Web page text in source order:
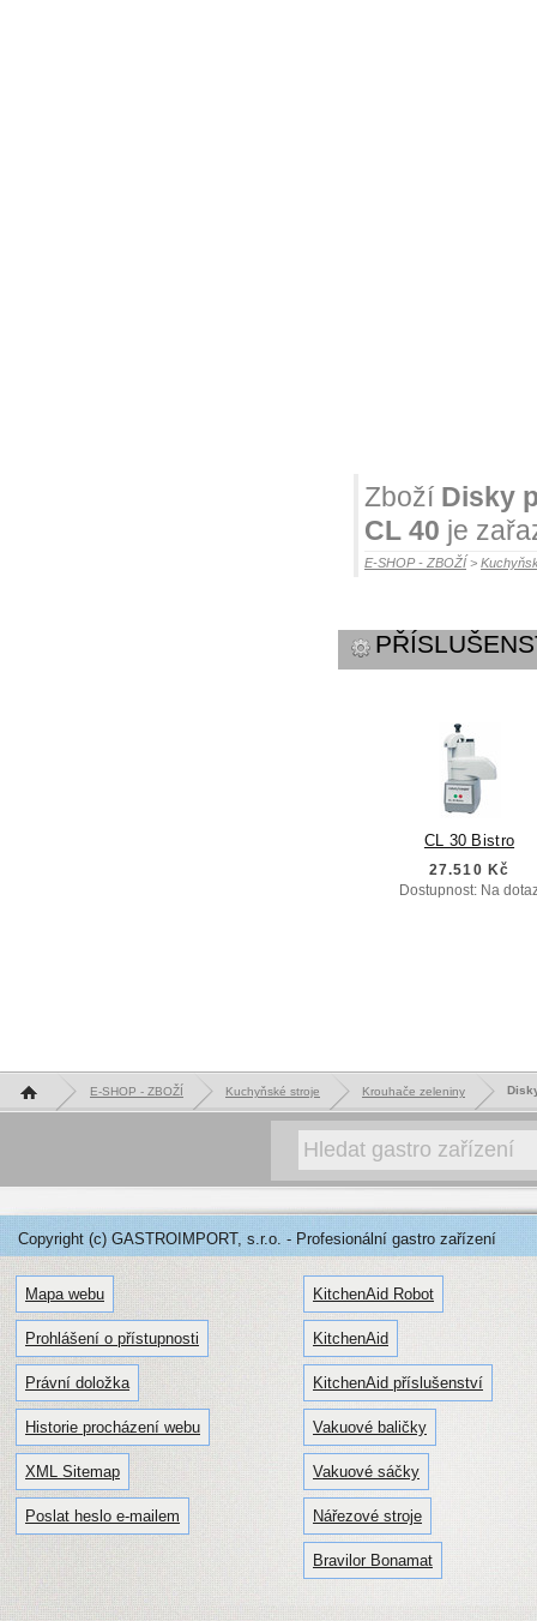
Zboží Disky
CL 40 je
E-SHOP - ZBOŽÍ >
CL 30 Bistro
27.510 Kč
Dostupnost: Na
Hlavní stránka E-SHOP - ZBOŽÍ Kuchyňské stroje Krouhače zeleniny
Copyright (c) GASTROIMPORT, s.r.o. - Profesionální gastro zařízení
Mapa webu
Prohlášení o přístupnosti
Právní doložka
Historie procházení webu
XML Sitemap
Poslat heslo e-mailem
KitchenAid Robot
KitchenAid
KitchenAid příslušenství
Vakuové baličky
Vakuové sáčky
Nářezové stroje
Bravilor Bonamat